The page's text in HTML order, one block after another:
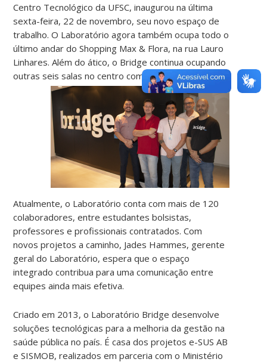
Centro Tecnológico da UFSC, inaugurou na última
sexta-feira, 22 de novembro, seu novo espaço de
trabalho. O Laboratório agora também ocupa todo o
último andar do Shopping Max & Flora, na rua Lauro
Linhares. Além do ático, o Bridge continua ocupando
outras seis salas no centro comercial.
Atualmente, o Laboratório conta com mais de 120
colaboradores, entre estudantes bolsistas,
professores e profissionais contratados. Com
novos projetos a caminho, Jades Hammes, gerente
geral do Laboratório, espera que o espaço
integrado contribua para uma comunicação entre
equipes ainda mais efetiva.
Criado em 2013, o Laboratório Bridge desenvolve
soluções tecnológicas para a melhoria da gestão na
saúde pública no país. É casa dos projetos e-SUS AB
e SISMOB, realizados em parceria com o Ministério